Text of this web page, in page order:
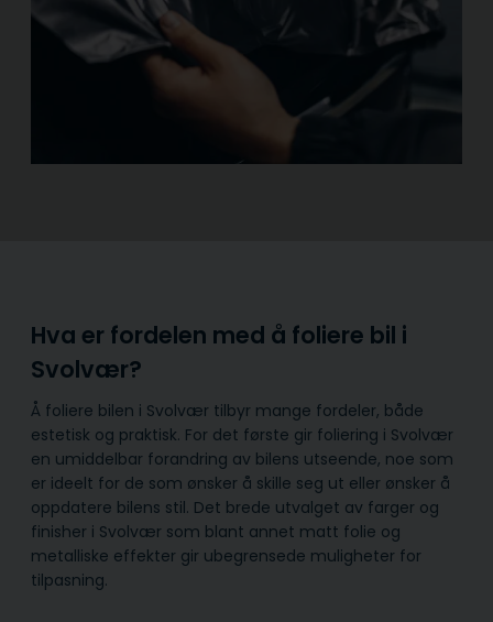
Hva er fordelen med å foliere bil i
Svolvær?
Å foliere bilen i Svolvær tilbyr mange fordeler, både
estetisk og praktisk. For det første gir foliering i Svolvær
en umiddelbar forandring av bilens utseende, noe som
er ideelt for de som ønsker å skille seg ut eller ønsker å
oppdatere bilens stil. Det brede utvalget av farger og
finisher i Svolvær som blant annet matt folie og
metalliske effekter gir ubegrensede muligheter for
tilpasning.